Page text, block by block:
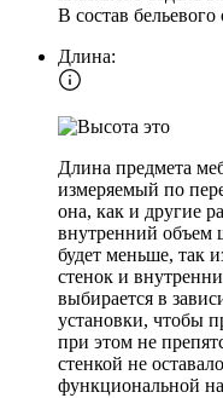
В состав
Длина:
Длина предмета
измеряемый по
она, как и другие
внутренний объем
будет меньше, так
стенок и
выбирается в
установки, чтобы
при этом не
стенкой не
функциональной